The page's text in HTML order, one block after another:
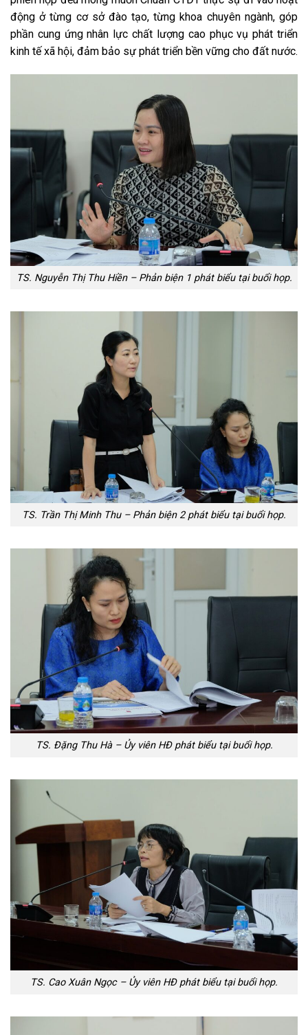
động ở từng cơ sở đào tạo, từng khoa chuyên ngành, góp
phần cung ứng nhân lực chất lượng cao phục vụ phát triển
kinh tế xã hội, đảm bảo sự phát triển bền vững cho đất nước.
TS. Nguyễn Thị Thu Hiền – Phản biện 1 phát biểu tại buổi họp.
TS. Trần Thị Minh Thu – Phản biện 2 phát biểu tại buổi họp.
TS. Đặng Thu Hà – Ủy viên HĐ phát biểu tại buổi họp.
TS. Cao Xuân Ngọc – Ủy viên HĐ phát biểu tại buổi họp.